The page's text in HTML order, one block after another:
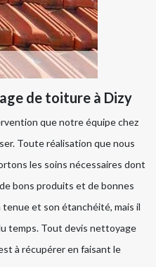
de toiture à Dizy
que notre équipe chez
Toute réalisation que nous
les soins nécessaires dont
bons produits et de bonnes
et son étanchéité, mais il
temps. Tout devis nettoyage
à récupérer en faisant le